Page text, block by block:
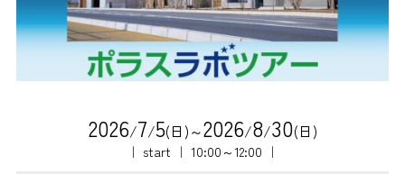
2026/7/5(日)～2026/8/30(日)
｜ start ｜ 10:00～12:00 ｜